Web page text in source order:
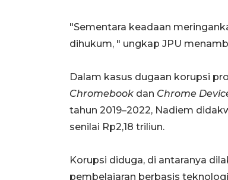
"Sementara keadaan
dihukum, " ungkap JPU
Dalam kasus dugaan korupsi
Chromebook dan Chrome
tahun 2019–2022, Nadiem
senilai Rp2,18 triliun.
Korupsi diduga, di antaranya
pembelajaran berbasis